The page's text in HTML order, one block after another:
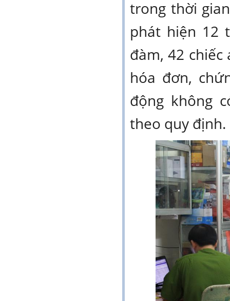
trong thời
phát hiện 12
đàm, 42
hóa đơn,
động không
theo quy định.